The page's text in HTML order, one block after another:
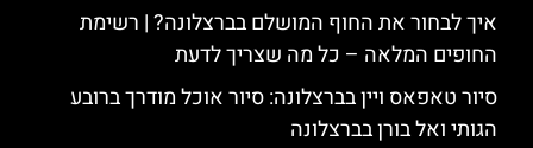
איך לבחור את החוף המושלם בברצלונה? | רשימת
החופים המלאה – כל מה שצריך לדעת
סיור טאפאס ויין בברצלונה: סיור אוכל מודרך ברובע
הגותי ואל בורן בברצלונה